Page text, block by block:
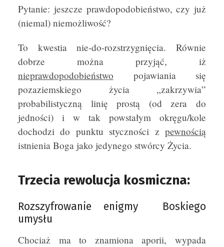
Pytanie: jeszcze prawdopodobieństwo, czy już
(niemal) niemożliwość?
To kwestia nie-do-rozstrzygnięcia. Równie
dobrze można przyjąć, iż
nieprawdopodobieństwo pojawiania się
pozaziemskiego życia „zakrzywia”
probabilistyczną linię prostą (od zera do
jedności) i w tak powstałym okręgu/kole
dochodzi do punktu styczności zpewnością
istnienia Boga jako jedynego stwórcy Życia.
Trzecia rewolucja kosmiczna:
Rozszyfrowanie enigmy Boskiego
umysłu
Chociaż ma to znamiona aporii, wypada